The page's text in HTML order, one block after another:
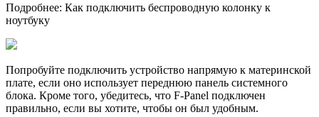
Подробнее: Как подключить беспроводную колонку к
ноутбуку
Попробуйте подключить устройство напрямую к материнской
плате, если оно использует переднюю пaнель системного
блока. Кроме того, убедитесь, что F-Panel подключен
правильно, если вы хотите, чтобы он был удобным.